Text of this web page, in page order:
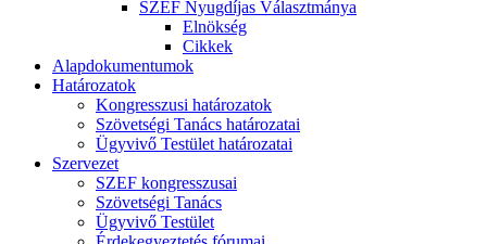
SZEF Nyugdíjas Választmánya
Elnökség
Cikkek
Alapdokumentumok
Határozatok
Kongresszusi határozatok
Szövetségi Tanács határozatai
Ügyvivő Testület határozatai
Szervezet
SZEF kongresszusai
Szövetségi Tanács
Ügyvivő Testület